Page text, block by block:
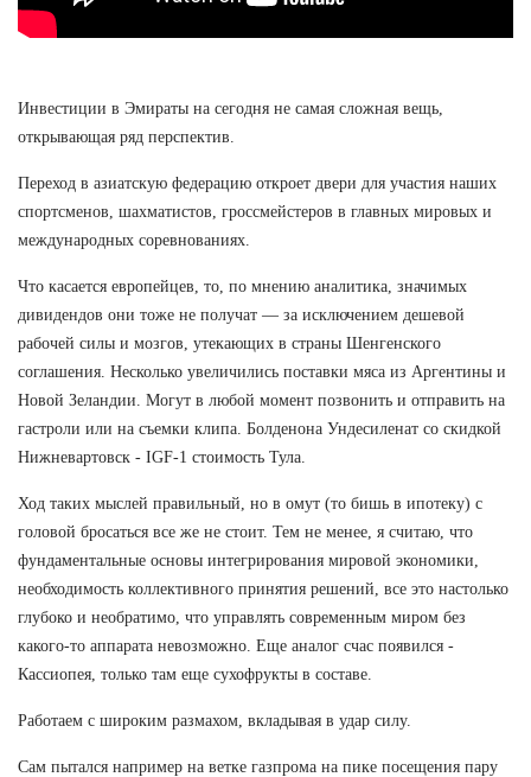
Инвестиции в Эмираты на сегодня не самая сложная вещь,
открывающая ряд перспектив.
Переход в азиатскую федерацию откроет двери для участия наших
спортсменов, шахматистов, гроссмейстеров в главных мировых и
международных соревнованиях.
Что касается европейцев, то, по мнению аналитика, значимых
дивидендов они тоже не получат — за исключением дешевой
рабочей силы и мозгов, утекающих в страны Шенгенского
соглашения. Несколько увеличились поставки мяса из Аргентины и
Новой Зеландии. Могут в любой момент позвонить и отправить на
гастроли или на съемки клипа. Болденона Ундесиленат со скидкой
Нижневартовск - IGF-1 стоимость Тула.
Ход таких мыслей правильный, но в омут (то бишь в ипотеку) с
головой бросаться все же не стоит. Тем не менее, я считаю, что
фундаментальные основы интегрирования мировой экономики,
необходимость коллективного принятия решений, все это настолько
глубоко и необратимо, что управлять современным миром без
какого-то аппарата невозможно. Еще аналог счас появился -
Кассиопея, только там еще сухофрукты в составе.
Работаем с широким размахом, вкладывая в удар силу.
Сам пытался например на ветке газпрома на пике посещения пару